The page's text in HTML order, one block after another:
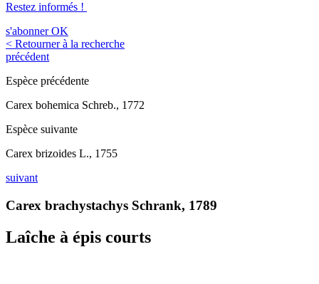
Restez informés !
s'abonner OK
< Retourner à la recherche
précédent
Espèce précédente
Carex bohemica Schreb., 1772
Espèce suivante
Carex brizoides L., 1755
suivant
Carex brachystachys Schrank, 1789
Laîche à épis courts